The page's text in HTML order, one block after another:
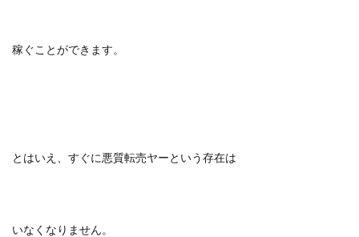
稼ぐことができます。
とはいえ、すぐに悪質転売ヤーという存在は
いなくなりません。